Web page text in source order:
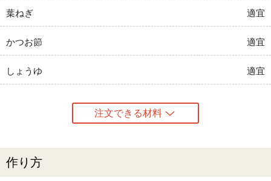
葉ねぎ 適宜
かつお節 適宜
しょうゆ 適宜
注文できる材料
作り方